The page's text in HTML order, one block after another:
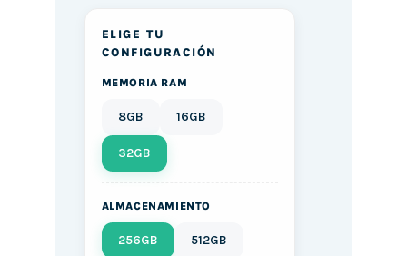
ELIGE TU
CONFIGURACIÓN
MEMORIA RAM
8GB 16GB
32GB
ALMACENAMIENTO
256GB 512GB